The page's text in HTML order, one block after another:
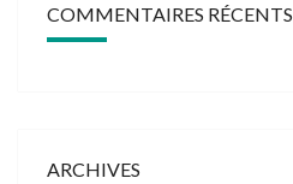
COMMENTAIRES RÉCENTS
ARCHIVES